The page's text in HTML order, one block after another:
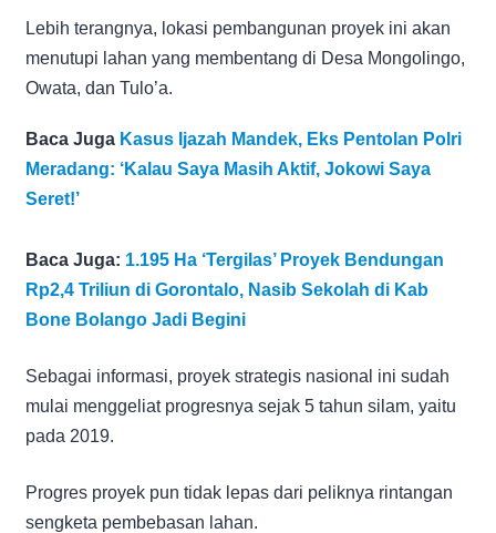
Lebih terangnya, lokasi pembangunan proyek ini akan
menutupi lahan yang membentang di Desa Mongolingo,
Owata, dan Tulo’a.
Baca Juga Kasus Ijazah Mandek, Eks Pentolan Polri
Meradang: ‘Kalau Saya Masih Aktif, Jokowi Saya
Seret!’
Baca Juga: 1.195 Ha ‘Tergilas’ Proyek Bendungan
Rp2,4 Triliun di Gorontalo, Nasib Sekolah di Kab
Bone Bolango Jadi Begini
Sebagai informasi, proyek strategis nasional ini sudah
mulai menggeliat progresnya sejak 5 tahun silam, yaitu
pada 2019.
Progres proyek pun tidak lepas dari peliknya rintangan
sengketa pembebasan lahan.